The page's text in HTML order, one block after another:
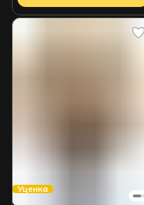
Уценка